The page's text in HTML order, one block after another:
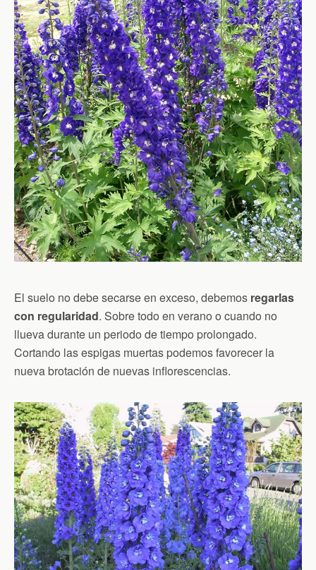
El suelo no debe secarse en exceso, debemos regarlas
con regularidad. Sobre todo en verano o cuando no
llueva durante un periodo de tiempo prolongado.
Cortando las espigas muertas podemos favorecer la
nueva brotación de nuevas inflorescencias.